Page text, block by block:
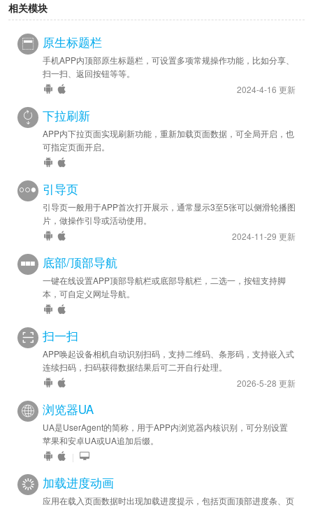
相关模块
原生标题栏
手机APP内顶部原生标题栏，可设置多项常规操作功能，比如分享、
扫一扫、返回按钮等等。
2024-4-16 更新
下拉刷新
APP内下拉页面实现刷新功能，重新加载页面数据，可全局开启，也
可指定页面开启。
引导页
引导页一般用于APP首次打开展示，通常显示3至5张可以侧滑轮播图
片，做操作引导或活动使用。
2024-11-29 更新
底部/顶部导航
一键在线设置APP顶部导航栏或底部导航栏，二选一，按钮支持脚
本，可自定义网址导航。
扫一扫
APP唤起设备相机自动识别扫码，支持二维码、条形码，支持嵌入式
连续扫码，扫码获得数据结果后可二开自行处理。
2026-5-28 更新
浏览器UA
UA是UserAgent的简称，用于APP内浏览器内核识别，可分别设置
苹果和安卓UA或UA追加后缀。
|
加载进度动画
应用在载入页面数据时出现加载进度提示，包括页面顶部进度条、页